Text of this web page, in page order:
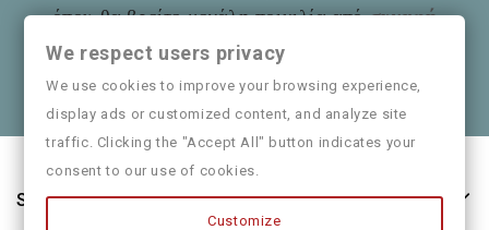
όπου θα βρείτε μεγάλη ποικιλία απόσυναφή
είδη όπως και παιδικά ρούχα
Θα χαρούμε να τα πούμε και από κοντά
Store Information
We respect users privacy
We use cookies to improve your browsing experience,
display ads or customized content, and analyze site
traffic. Clicking the "Accept All" button indicates your
consent to our use of cookies.
Customize